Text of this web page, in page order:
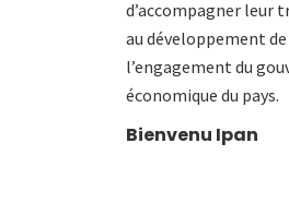
d’accompagner leur
au développement
l’engagement du
économique du pays.
Bienvenu Ipan